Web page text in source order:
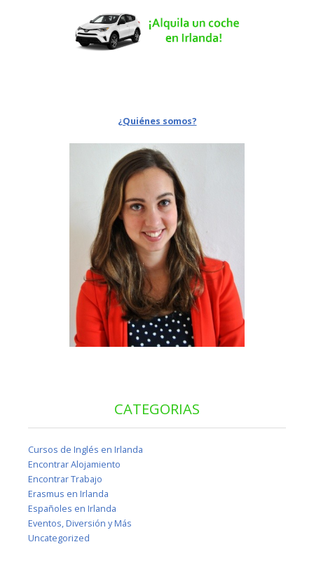
¿Quiénes somos?
CATEGORIAS
Cursos de Inglés en Irlanda
Encontrar Alojamiento
Encontrar Trabajo
Erasmus en Irlanda
Españoles en Irlanda
Eventos, Diversión y Más
Uncategorized